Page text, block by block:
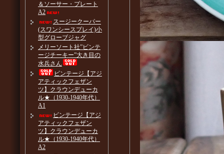
＆ソーサー・プレート
A2
スージークーパー
(スワンシースプレイ)小
型グローブジャグ
メリーソート社”ビンテ
ージチーキー”大き目の
水兵さん
ビンテージ【アジ
アティックフェザン
ツ】クラウンデューカ
ル★（1930-1940年代）
A1
ビンテージ【アジ
アティックフェザン
ツ】クラウンデューカ
ル★（1930-1940年代）
A2